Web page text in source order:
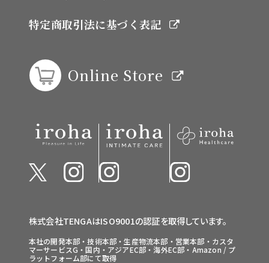
Online Store
株式会社TENGAはISO9001の認証を取得しています。
本社の開発本部・技術本部・生産物流本部・営業本部・カスタ
マーサービスG・国内・アジアEC部・海外EC部・Amazon / プ
ラットフォーム部にて取得
特定商取引法に基づく表記